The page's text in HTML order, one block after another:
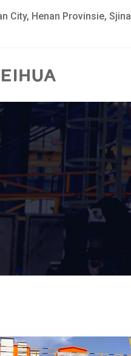
City, Henan Provinsie, Sjina